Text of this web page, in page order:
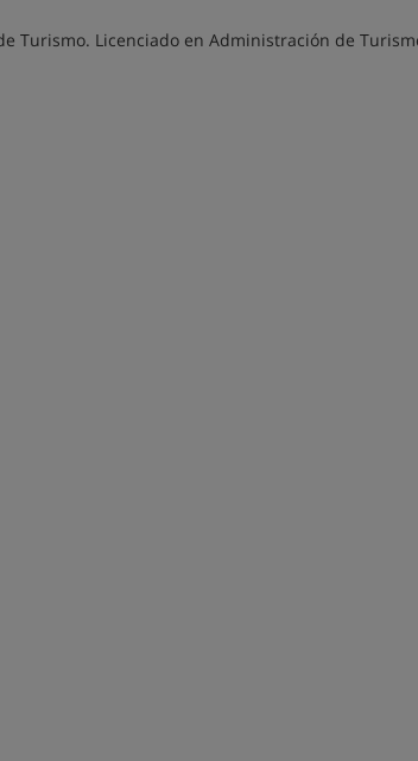
Turismo. Licenciado en Administración de